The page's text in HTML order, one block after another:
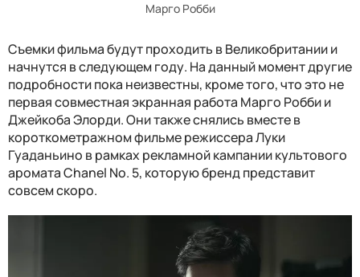
Марго Робби
Съемки фильма будут проходить в Великобритании и
начнутся в следующем году. На данный момент другие
подробности пока неизвестны, кроме того, что это не
первая совместная экранная работа Марго Робби и
Джейкоба Элорди. Они также снялись вместе в
короткометражном фильме режиссера Луки
Гуаданьино в рамках рекламной кампании культового
аромата Chanel No. 5, которую бренд представит
совсем скоро.